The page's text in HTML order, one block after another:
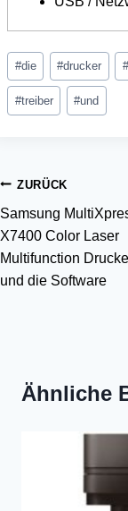
Schlagworte:
#die #drucker
#treiber #und
ZURÜCK
Samsung
X7400 Color Laser
Multifunction
und die Software
Ähnliche